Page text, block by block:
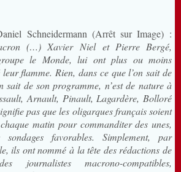
Schneidermann (Arrêt sur Image) :
(…) Xavier Niel et Pierre Bergé,
le Monde, lui ont plus ou moins
flamme. Rien, dans ce que l’on sait de
sait de son programme, n’est de nature à
Arnault, Pinault, Lagardère, Bolloré
pas que les oligarques français soient
matin pour commanditer des unes,
favorables. Simplement, par
ils ont nommé à la tête des rédactions de
journalistes macrono-compatibles,